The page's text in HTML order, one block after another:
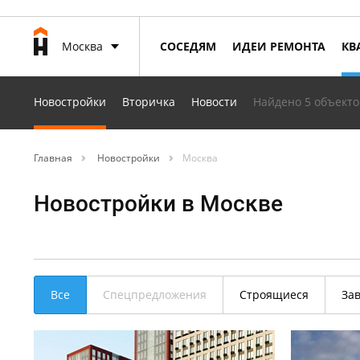
Москва СОСЕДЯМ ИДЕИ РЕМОНТА
Новостройки Вторичка Новости Найдено 5
Главная Новостройки Москва
Новостройки в Москве
Все Спецпредложения Строящиеся